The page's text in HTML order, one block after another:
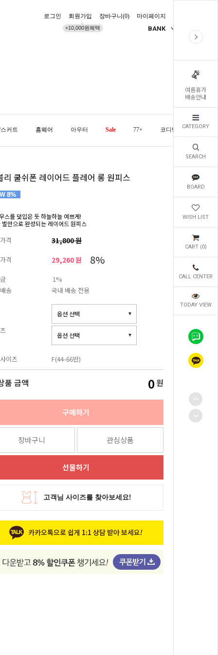
여름휴가
배송안내
CATEGORY
SEARCH
BOARD
WISH LIST
CART (0)
CALL CENTER
TODAY VIEW
로그인 회원가입
+10,000원혜택
장바구니(0) 마이페이지
BANK
커트 홈웨어 아우터 Sale 77+ 코디템 오늘발송
리 쿨쉬폰 레이어드 플레어 롱 원피스
스를 덧입은 듯 하늘하늘 예쁘게!
벌만으로 완성되는 레이어드 원피스
격 31,800 원
격 29,260 원 8%
1%
송
국내 배송 전용
이즈 F(44-66반)
품 금액 0 원
구매하기
장바구니 관심상품
선물하기